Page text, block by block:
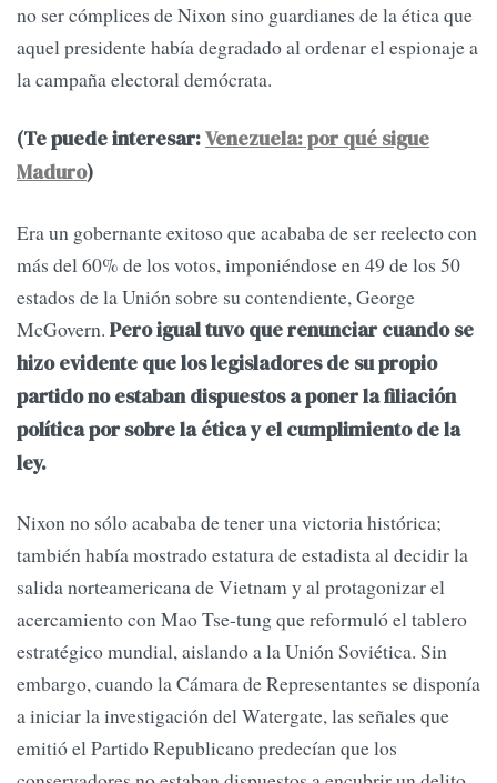
no ser cómplices de Nixon sino guardianes de la ética que
aquel presidente había degradado al ordenar el espionaje a
la campaña electoral demócrata.
(Te puede interesar:Venezuela: por qué sigue
Maduro)
Era un gobernante exitoso que acababa de ser reelecto con
más del 60% de los votos, imponiéndose en 49 de los 50
estados de la Unión sobre su contendiente, George
McGovern. Pero igual tuvo que renunciar cuando se
hizo evidente que los legisladores de su propio
partido no estaban dispuestos a poner la filiación
política por sobre la ética y el cumplimiento de la
ley.
Nixon no sólo acababa de tener una victoria histórica;
también había mostrado estatura de estadista al decidir la
salida norteamericana de Vietnam y al protagonizar el
acercamiento con Mao Tse-tung que reformuló el tablero
estratégico mundial, aislando a la Unión Soviética. Sin
embargo, cuando la Cámara de Representantes se disponía
a iniciar la investigación del Watergate, las señales que
emitió el Partido Republicano predecían que los